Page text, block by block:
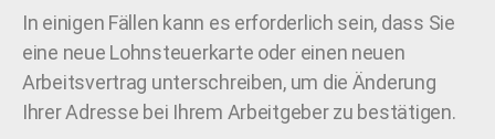
In einigen Fällen kann es erforderlich sein, dass Sie
eine neue Lohnsteuerkarte oder einen neuen
Arbeitsvertrag unterschreiben, um die Änderung
Ihrer Adresse bei Ihrem Arbeitgeber zu bestätigen.